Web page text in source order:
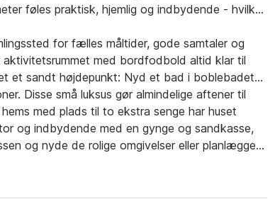
føles praktisk, hjemlig og indbydende - hvilket
for fælles måltider, gode samtaler og
med bordfodbold altid klar til
et sandt højdepunkt: Nyd et bad i boblebadet
Disse små luksus gør almindelige aftener til
med plads til to ekstra senge har huset
og indbydende med en gynge og sandkasse,
og nyde de rolige omgivelser eller planlægge
gåture eller blot nyde freden i det danske